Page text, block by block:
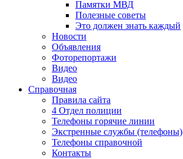
Памятки МВД
Полезные советы
Это должен знать каждый
Новости
Объявления
Фоторепортажи
Видео
Видео
Справочная
Правила сайта
4 Отдел полиции
Телефоны горячие линии
Экстренные службы (телефоны)
Телефоны справочной
Контакты